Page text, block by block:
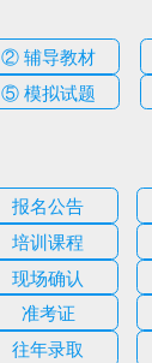
② 辅导教材
⑤ 模拟试题
报名公告
培训课程
现场确认
准考证
往年录取